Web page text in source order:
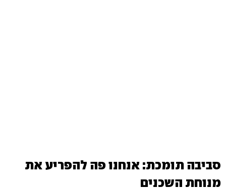
סביבה תומכת: אנחנו פה להפריע את
מנוחת השכנים